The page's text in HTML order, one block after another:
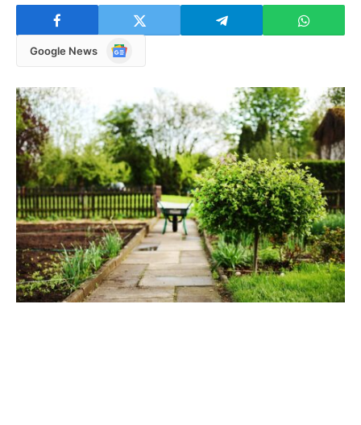
Google News
Google